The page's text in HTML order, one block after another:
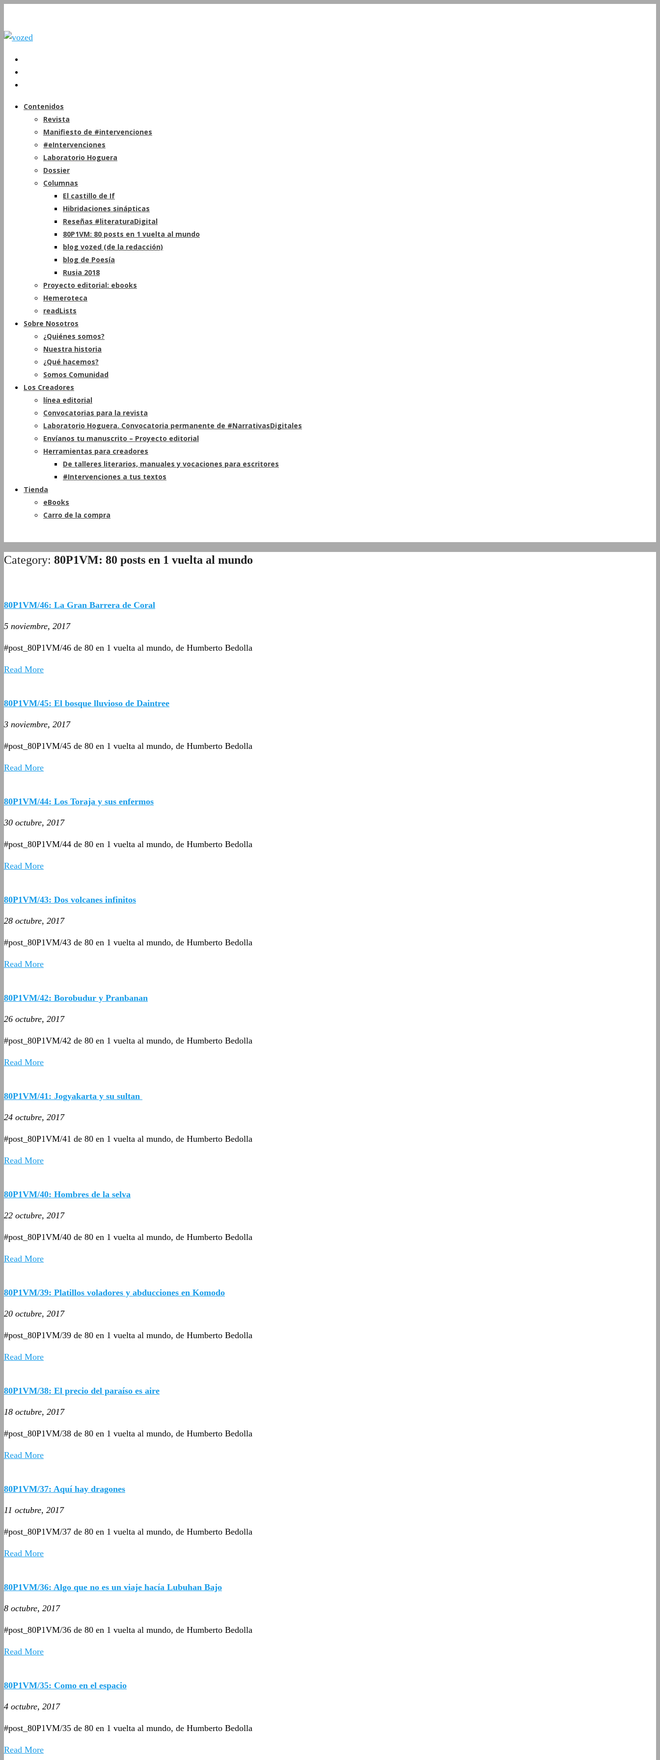
Contenidos
Revista
Manifiesto de #intervenciones
#eIntervenciones
Laboratorio Hoguera
Dossier
Columnas
El castillo de If
Hibridaciones sinápticas
Reseñas #literaturaDigital
80P1VM: 80 posts en 1 vuelta al mundo
blog vozed (de la redacción)
blog de Poesía
Rusia 2018
Proyecto editorial: ebooks
Hemeroteca
readLists
Sobre Nosotros
¿Quiénes somos?
Nuestra historia
¿Qué hacemos?
Somos Comunidad
Los Creadores
línea editorial
Convocatorias para la revista
Laboratorio Hoguera. Convocatoria permanente de #NarrativasDigitales
Envíanos tu manuscrito – Proyecto editorial
Herramientas para creadores
De talleres literarios, manuales y vocaciones para escritores
#Intervenciones a tus textos
Tienda
eBooks
Carro de la compra
Category: 80P1VM: 80 posts en 1 vuelta al mundo
80P1VM/46: La Gran Barrera de Coral
5 noviembre, 2017
#post_80P1VM/46 de 80 en 1 vuelta al mundo, de Humberto Bedolla
Read More
80P1VM/45: El bosque lluvioso de Daintree
3 noviembre, 2017
#post_80P1VM/45 de 80 en 1 vuelta al mundo, de Humberto Bedolla
Read More
80P1VM/44: Los Toraja y sus enfermos
30 octubre, 2017
#post_80P1VM/44 de 80 en 1 vuelta al mundo, de Humberto Bedolla
Read More
80P1VM/43: Dos volcanes infinitos
28 octubre, 2017
#post_80P1VM/43 de 80 en 1 vuelta al mundo, de Humberto Bedolla
Read More
80P1VM/42: Borobudur y Pranbanan
26 octubre, 2017
#post_80P1VM/42 de 80 en 1 vuelta al mundo, de Humberto Bedolla
Read More
80P1VM/41: Jogyakarta y su sultan
24 octubre, 2017
#post_80P1VM/41 de 80 en 1 vuelta al mundo, de Humberto Bedolla
Read More
80P1VM/40: Hombres de la selva
22 octubre, 2017
#post_80P1VM/40 de 80 en 1 vuelta al mundo, de Humberto Bedolla
Read More
80P1VM/39: Platillos voladores y abducciones en Komodo
20 octubre, 2017
#post_80P1VM/39 de 80 en 1 vuelta al mundo, de Humberto Bedolla
Read More
80P1VM/38: El precio del paraíso es aire
18 octubre, 2017
#post_80P1VM/38 de 80 en 1 vuelta al mundo, de Humberto Bedolla
Read More
80P1VM/37: Aquí hay dragones
11 octubre, 2017
#post_80P1VM/37 de 80 en 1 vuelta al mundo, de Humberto Bedolla
Read More
80P1VM/36: Algo que no es un viaje hacía Lubuhan Bajo
8 octubre, 2017
#post_80P1VM/36 de 80 en 1 vuelta al mundo, de Humberto Bedolla
Read More
80P1VM/35: Como en el espacio
4 octubre, 2017
#post_80P1VM/35 de 80 en 1 vuelta al mundo, de Humberto Bedolla
Read More